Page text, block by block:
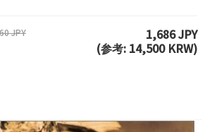
JPY
1,686 JPY
(参考: 14,500 KRW)